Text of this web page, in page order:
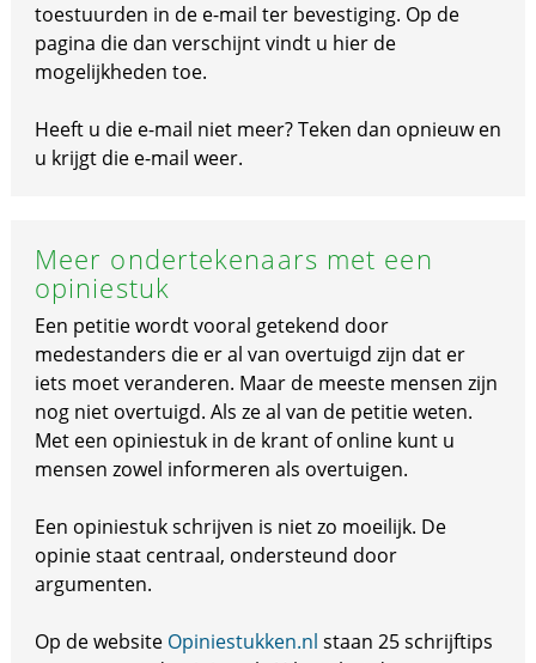
toestuurden in de e-mail ter bevestiging. Op de
pagina die dan verschijnt vindt u hier de
mogelijkheden toe.
Heeft u die e-mail niet meer? Teken dan opnieuw en
u krijgt die e-mail weer.
Meer ondertekenaars met een
opiniestuk
Een petitie wordt vooral getekend door
medestanders die er al van overtuigd zijn dat er
iets moet veranderen. Maar de meeste mensen zijn
nog niet overtuigd. Als ze al van de petitie weten.
Met een opiniestuk in de krant of online kunt u
mensen zowel informeren als overtuigen.
Een opiniestuk schrijven is niet zo moeilijk. De
opinie staat centraal, ondersteund door
argumenten.
Op de website Opiniestukken.nl staan 25 schrijftips